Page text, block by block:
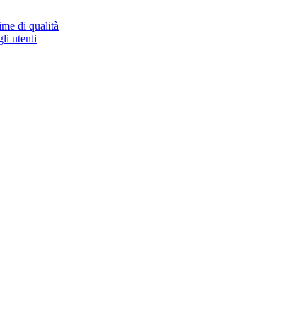
di qualità
utenti